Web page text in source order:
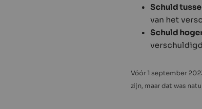
Schuld
van het
Schuld
Vóór 1 september
zijn, maar dat was